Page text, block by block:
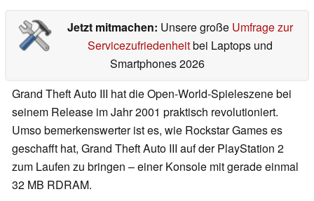
Jetzt mitmachen: Unsere große Umfrage zur
Servicezufriedenheitbei Laptops und
Smartphones 2026
Grand Theft Auto III hat die Open-World-Spieleszene bei
seinem Release im Jahr 2001 praktisch revolutioniert.
Umso bemerkenswerter ist es, wie Rockstar Games es
geschafft hat, Grand Theft Auto III auf der PlayStation 2
zum Laufen zu bringen – einer Konsole mit gerade einmal
32 MB RDRAM.